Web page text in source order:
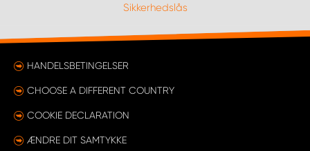
Sikkerhedslås
HANDELSBETINGELSER
CHOOSE A DIFFERENT COUNTRY
COOKIE DECLARATION
ÆNDRE DIT SAMTYKKE